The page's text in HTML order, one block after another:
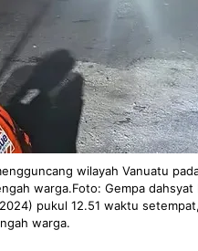
wilayah Vanuatu
warga.Foto: Gempa
pukul 12.51 waktu
warga.